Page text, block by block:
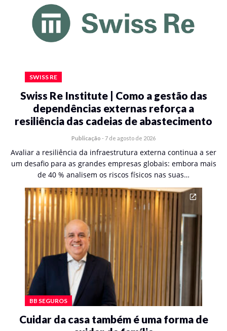
SWISS RE
Swiss Re Institute | Como a gestão das
dependências externas reforça a
resiliência das cadeias de abastecimento
Publicação - 7 de agosto de 2026
Avaliar a resiliência da infraestrutura externa continua a ser
um desafio para as grandes empresas globais: embora mais
de 40 % analisem os riscos físicos nas suas…
BB SEGUROS
Cuidar da casa também é uma forma de